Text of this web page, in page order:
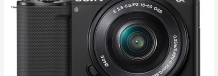
آیینه
انتخابی
هوشمندانه
نمایندگی